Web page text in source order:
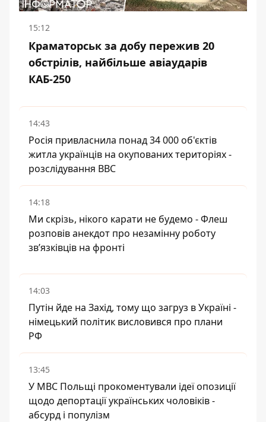
15:12
Краматорськ за добу пережив 20
обстрілів, найбільше авіаударів
КАБ-250
14:43
Росія привласнила понад 34 000 об'єктів
житла українців на окупованих територіях -
розслідування BBC
14:18
Ми скрізь, нікого карати не будемо - Флеш
розповів анекдот про незамінну роботу
зв’язківців на фронті
14:03
Путін йде на Захід, тому що загруз в Україні -
німецький політик висловився про плани
РФ
13:45
У МВС Польщі прокоментували ідеї опозиції
щодо депортації українських чоловіків -
абсурд і популізм